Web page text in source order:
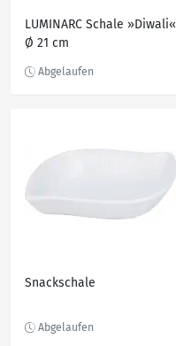
LUMINARC Schale »Diwali«
Ø 21 cm
Snackschale